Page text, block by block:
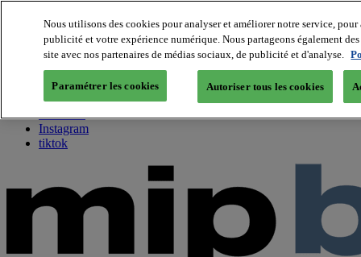
About us
Twitter
Facebook
Youtube
Instagram
tiktok
Nous utilisons des cookies pour analyser et améliorer notre service,
publicité et votre expérience numérique. Nous partageons également
site avec nos partenaires de médias sociaux, de publicité et d'analyse.
Paramétrer les cookies Autoriser tous les cookies